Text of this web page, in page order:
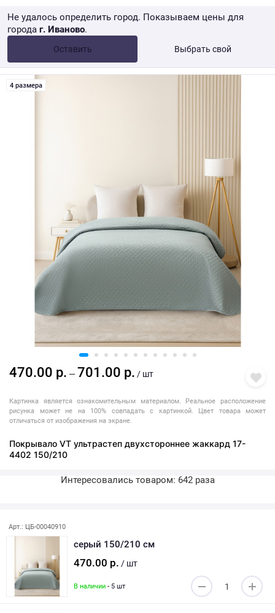
Не удалось определить город. Показываем цены для
города г. Иваново.
Оставить Выбрать свой
от 10 000 ₽ Розница → WB
4 размера
470.00 р. —701.00 р. / шт
Картинка является ознакомительным материалом. Реальное расположение
рисунка может не на 100% совпадать с картинкой. Цвет товара может
отличаться от изображения на экране.
Покрывало VT ультрастеп двухстороннее жаккард 17-
4402 150/210
Интересовались товаром: 642 раза
Арт.: ЦБ-00040910
серый 150/210 см
470.00 р. / шт
В наличии - 5 шт